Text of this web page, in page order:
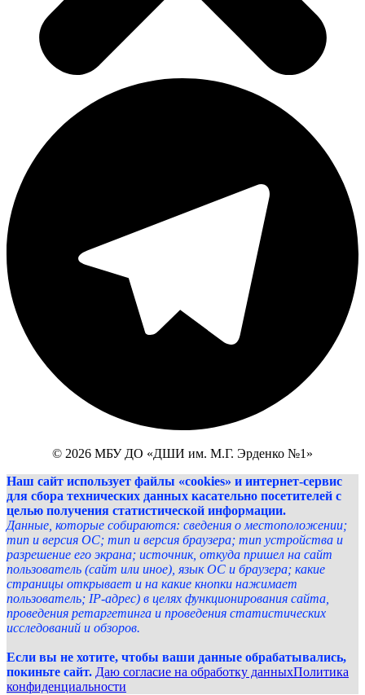
© 2026 МБУ ДО «ДШИ им. М.Г. Эрденко №1»
Наш сайт использует файлы «cookies» и интернет-сервис
для сбора технических данных касательно посетителей с
целью получения статистической информации.
Данные, которые собираются: сведения о местоположении;
тип и версия ОС; тип и версия браузера; тип устройства и
разрешение его экрана; источник, откуда пришел на сайт
пользователь (сайт или иное), язык ОС и браузера; какие
страницы открывает и на какие кнопки нажимает
пользователь; IP-адрес) в целях функционирования сайта,
проведения ретаргетинга и проведения статистических
исследований и обзоров.
Если вы не хотите, чтобы ваши данные обрабатывались,
покиньте сайт. Даю согласие на обработку данныхПолитика
конфиденциальности